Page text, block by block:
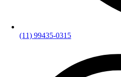
(11) 99435-0315